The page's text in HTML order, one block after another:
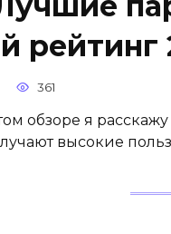
рейтинг
361
обзоре я
высокие